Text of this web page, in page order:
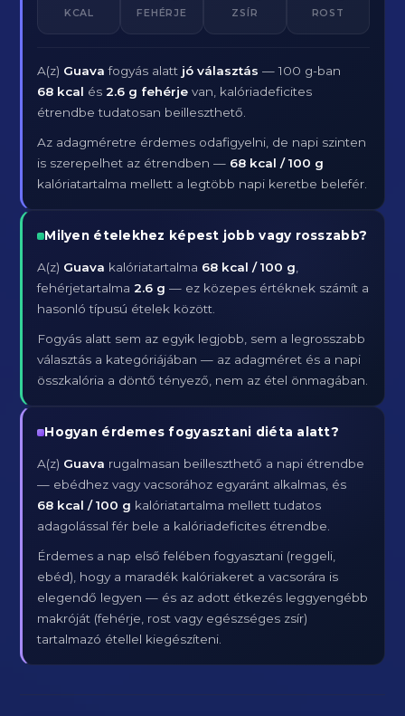
KCAL FEHÉRJE ZSÍR ROST
A(z) Guava fogyás alatt jó választás — 100 g-ban
68 kcal és2.6 g fehérje van, kalóriadeficites
étrendbe tudatosan beilleszthető.
Az adagméretre érdemes odafigyelni, de napi szinten
is szerepelhet az étrendben — 68 kcal / 100 g
kalóriatartalma mellett a legtöbb napi keretbe belefér.
Milyen ételekhez képest jobb vagy rosszabb?
A(z) Guava kalóriatartalma 68 kcal / 100 g
fehérjetartalma2.6 g — ez közepes értéknek számít a
hasonló típusú ételek között.
Fogyás alatt sem az egyik legjobb, sem a legrosszabb
választás a kategóriájában — az adagméret és a napi
összkalória a döntő tényező, nem az étel önmagában.
Hogyan érdemes fogyasztani diéta alatt?
A(z) Guava rugalmasan beilleszthető a napi étrendbe
— ebédhez vagy vacsorához egyaránt alkalmas, és
68 kcal / 100 g kalóriatartalma mellett tudatos
adagolással fér bele a kalóriadeficites étrendbe.
Érdemes a nap első felében fogyasztani (reggeli,
ebéd), hogy a maradék kalóriakeret a vacsorára is
elegendő legyen — és az adott étkezés leggyengébb
makróját (fehérje, rost vagy egészséges zsír)
tartalmazó étellel kiegészíteni.